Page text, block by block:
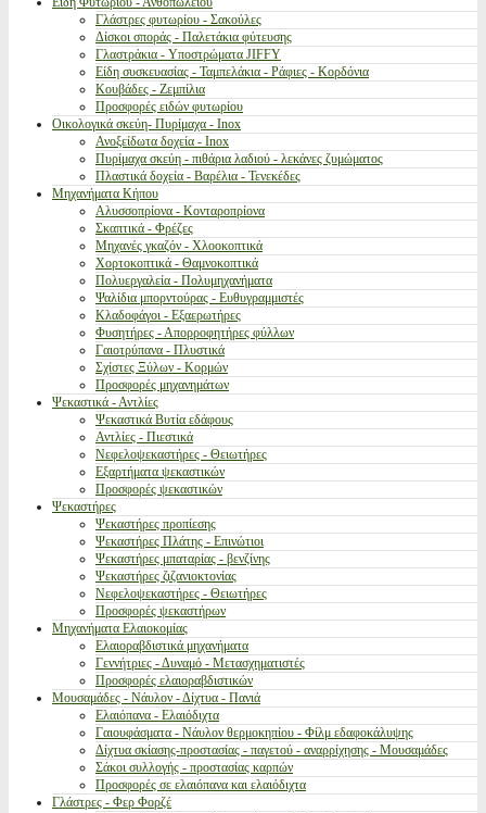
Γλάστρες φυτωρίου - Σακούλες
Δίσκοι σποράς - Παλετάκια φύτευσης
Γλαστράκια - Υποστρώματα JIFFY
Είδη συσκευασίας - Ταμπελάκια - Ράφιες - Κορδόνια
Κουβάδες - Ζεμπίλια
Προσφορές ειδών φυτωρίου
Οικολογικά σκεύη- Πυρίμαχα - Inox
Ανοξείδωτα δοχεία - Inox
Πυρίμαχα σκεύη - πιθάρια λαδιού - λεκάνες ζυμώματος
Πλαστικά δοχεία - Βαρέλια - Τενεκέδες
Μηχανήματα Κήπου
Αλυσσοπρίονα - Κονταροπρίονα
Σκαπτικά - Φρέζες
Μηχανές γκαζόν - Χλοοκοπτικά
Χορτοκοπτικά - Θαμνοκοπτικά
Πολυεργαλεία - Πολυμηχανήματα
Ψαλίδια μπορντούρας - Ευθυγραμμιστές
Κλαδοφάγοι - Εξαερωτήρες
Φυσητήρες - Απορροφητήρες φύλλων
Γαιοτρύπανα - Πλυστικά
Σχίστες Ξύλων - Κορμών
Προσφορές μηχανημάτων
Ψεκαστικά - Αντλίες
Ψεκαστικά Βυτία εδάφους
Αντλίες - Πιεστικά
Νεφελοψεκαστήρες - Θειωτήρες
Εξαρτήματα ψεκαστικών
Προσφορές ψεκαστικών
Ψεκαστήρες
Ψεκαστήρες προπίεσης
Ψεκαστήρες Πλάτης - Επινώτιοι
Ψεκαστήρες μπαταρίας - βενζίνης
Ψεκαστήρες ζιζανιοκτονίας
Νεφελοψεκαστήρες - Θειωτήρες
Προσφορές ψεκαστήρων
Μηχανήματα Ελαιοκομίας
Ελαιοραβδιστικά μηχανήματα
Γεννήτριες - Δυναμό - Μετασχηματιστές
Προσφορές ελαιοραβδιστικών
Μουσαμάδες - Νάυλον - Δίχτυα - Πανιά
Ελαιόπανα - Ελαιόδιχτα
Γαιουφάσματα - Νάυλον θερμοκηπίου - Φίλμ εδαφοκάλυψης
Δίχτυα σκίασης-προστασίας - παγετού - αναρρίχησης - Μουσαμάδες
Σάκοι συλλογής - προστασίας καρπών
Προσφορές σε ελαιόπανα και ελαιόδιχτα
Γλάστρες - Φερ Φορζέ